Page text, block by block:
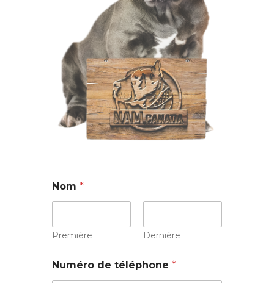
Nom *
Première Dernière
Numéro de téléphone *